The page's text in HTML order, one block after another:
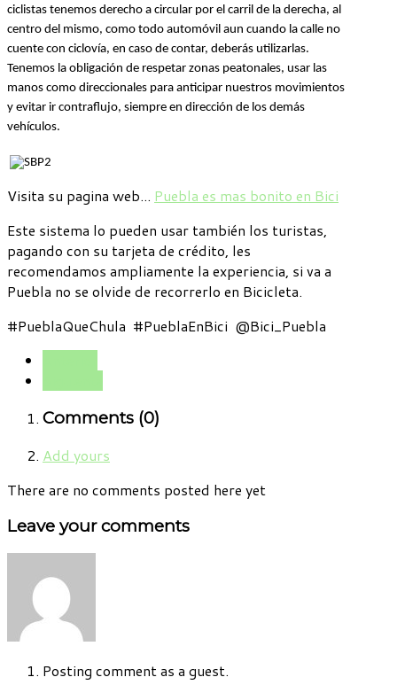
ciclistas tenemos derecho a circular por el carril de la derecha, al
centro del mismo, como todo automóvil aun cuando la calle no
Tenemos la obligación de respetar zonas peatonales, usar las
manos como direccionales para anticipar nuestros movimientos
y evitar ir contraflujo, siempre en dirección de los demás
vehículos.
Visita su pagina web... Puebla es mas bonito en Bici
Este sistema lo pueden usar también los turistas,
pagando con su tarjeta de crédito, les
recomendamos ampliamente la experiencia, si va a
Puebla no se olvide de recorrerlo en Bicicleta.
#PueblaQueChula #PueblaEnBici @Bici_Puebla
Comments (0)
Add yours
There are no comments posted here yet
Leave your comments
Posting comment as a guest.